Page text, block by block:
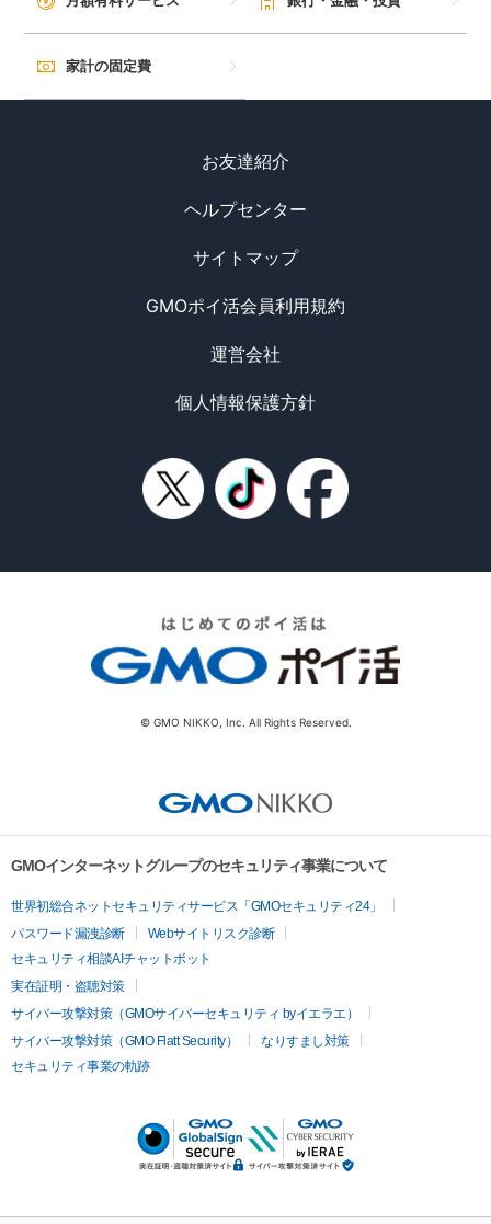
家計の固定費
お友達紹介
ヘルプセンター
サイトマップ
GMOポイ活会員利用規約
運営会社
個人情報保護方針
© GMO NIKKO, Inc. All Rights Reserved.
GMOインターネットグループのセキュリティ事業について
世界初総合ネットセキュリティサービス「GMOセキュリティ24」
パスワード漏洩診断
Webサイトリスク診断
セキュリティ相談AIチャットボット
実在証明・盗聴対策
サイバー攻撃対策（GMOサイバーセキュリティ byイエラエ）
サイバー攻撃対策（GMO Flatt Security）
なりすまし対策
セキュリティ事業の軌跡